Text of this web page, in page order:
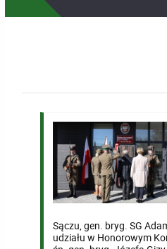
Sączu, gen. bryg. SG
udziału w Honorowym